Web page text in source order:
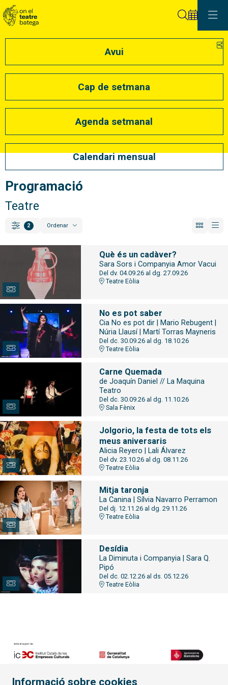
Avui
Cap de setmana
Agenda setmanal
Calendari mensual
Programació
Teatre
Filtrar
2 Ordenar
Què és un cadàver?
Sara Sors i Companyia Amor Vacui
Del dv. 04.09.26al dg. 27.09.26
Teatre Eòlia
No es pot saber
Cia No es pot dir | Mario Rebugent |
Núria Llausí | Martí Torras Mayneris
Del dc. 30.09.26al dg. 18.10.26
Teatre Eòlia
Carne Quemada
de Joaquín Daniel // La Maquina
Teatro
Del dc. 30.09.26al dg. 11.10.26
Sala Fènix
Jolgorio, la festa de tots els
meus aniversaris
Alicia Reyero | Lali Álvarez
Del dv. 23.10.26al dg. 08.11.26
Teatre Eòlia
Mitja taronja
La Canina | Sílvia Navarro Perramon
Del dj. 12.11.26al dg. 29.11.26
Teatre Eòlia
Desídia
La Diminuta i Companyia | Sara Q.
Pipó
Del dc. 02.12.26al ds. 05.12.26
Teatre Eòlia
Informació sobre cookies